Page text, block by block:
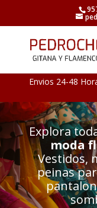
Envios 24-48
Explora
moda
Vestidos,
peinas